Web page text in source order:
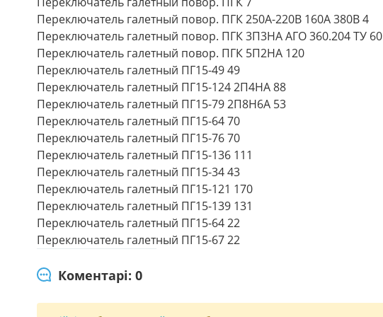
Переключатель галетный повор. ПГК 250А-220В 160А 380В 4
Переключатель галетный повор. ПГК 3П3НА АГО 360.204 ТУ 60
Переключатель галетный повор. ПГК 5П2НА 120
Переключатель галетный ПГ15-49 49
Переключатель галетный ПГ15-124 2П4НА 88
Переключатель галетный ПГ15-79 2П8Н6А 53
Переключатель галетный ПГ15-64 70
Переключатель галетный ПГ15-76 70
Переключатель галетный ПГ15-136 111
Переключатель галетный ПГ15-34 43
Переключатель галетный ПГ15-121 170
Переключатель галетный ПГ15-139 131
Переключатель галетный ПГ15-64 22
Переключатель галетный ПГ15-67 22
Коментарі: 0